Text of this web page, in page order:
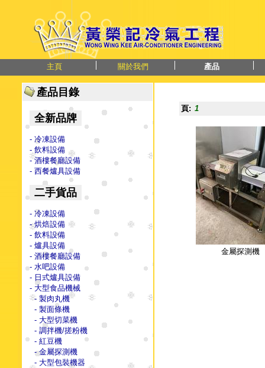
主頁 關於我們 產品
產品目錄
全新品牌
- 冷凍設備
- 飲料設備
- 酒樓餐廳設備
- 西餐爐具設備
二手貨品
- 冷凍設備
- 烘焙設備
- 飲料設備
- 爐具設備
- 酒樓餐廳設備
- 水吧設備
- 日式爐具設備
- 大型食品機械
- 製肉丸機
- 製面條機
- 大型切菜機
- 調拌機/搓粉機
- 紅豆機
- 金屬探測機
- 大型包裝機器
頁: 1
金屬探測機